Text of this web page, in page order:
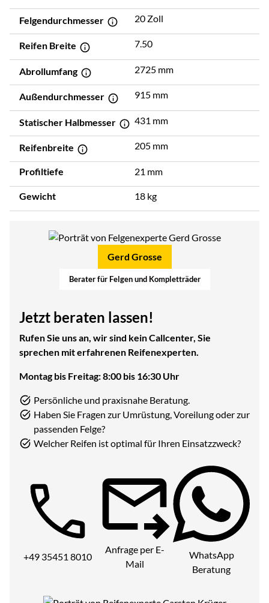
Felgendurchmesser 20 Zoll
Reifen Breite 7.50
Abrollumfang 2725 mm
Außendurchmesser 915 mm
Statischer Halbmesser 431 mm
Reifenbreite 205 mm
Profiltiefe 21 mm
Gewicht 18 kg
Gerd Grosse
Berater für Felgen und Kompletträder
Jetzt beraten lassen!
Rufen Sie uns an, wir sind kein Callcenter, Sie
sprechen mit erfahrenen Reifenexperten.
Montag bis Freitag: 8:00 bis 16:30 Uhr
Persönliche und praxisnahe Beratung.
Haben Sie Fragen zur Umrüstung, Voreilung oder zur
passenden Felge?
Welcher Reifen ist optimal für Ihren Einsatzzweck?
Telefon:
+49 35451 8010
Anfrage per E-
Mail
WhatsApp
Beratung